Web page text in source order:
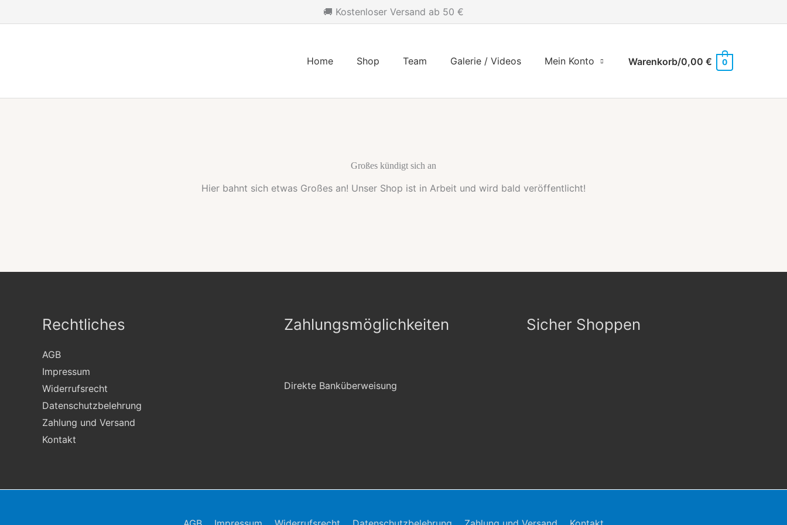
Inhalt
🚚 Kostenloser Versand ab 50 €
Home Shop Team Galerie / Videos Mein Konto Warenkorb/0,00€ 0
Großes kündigt sich an
Hier bahnt sich etwas Großes an! Unser Shop ist in Arbeit und wird bald veröffentlicht!
Rechtliches
AGB
Impressum
Widerrufsrecht
Datenschutzbelehrung
Zahlung und Versand
Kontakt
Zahlungsmöglichkeiten
Direkte Banküberweisung
Sicher Shoppen